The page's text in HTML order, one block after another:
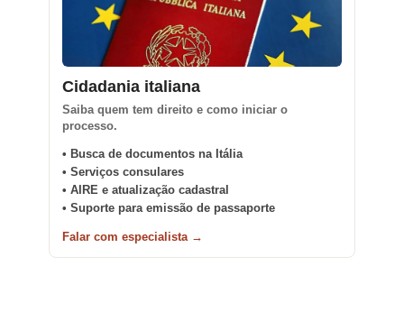
Cidadania italiana
Saiba quem tem direito e como iniciar o
processo.
• Busca de documentos na Itália
• Serviços consulares
• AIRE e atualização cadastral
• Suporte para emissão de passaporte
Falar com especialista →